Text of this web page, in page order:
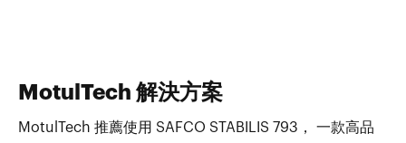
MotulTech 解決方案
MotulTech 推薦使用 SAFCO STABILIS 793， 一款高品